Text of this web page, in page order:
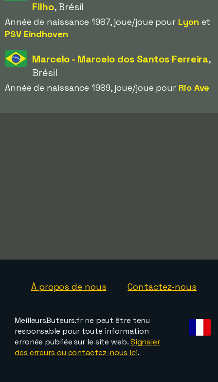
Filho, Brésil
Année de naissance 1987, joue/joue pour Lyon et
PSV Eindhoven
Marcelo - Marcelo dos Santos Ferreira,
Brésil
Année de naissance 1989, joue/joue pour Rio Ave
À propos de nous Contactez-nous
MeilleursButeurs.fr ne peut être tenu
responsable pour toute information
erronée publiée sur le site web.Signaler
des erreurs ou contactez-nous ici.